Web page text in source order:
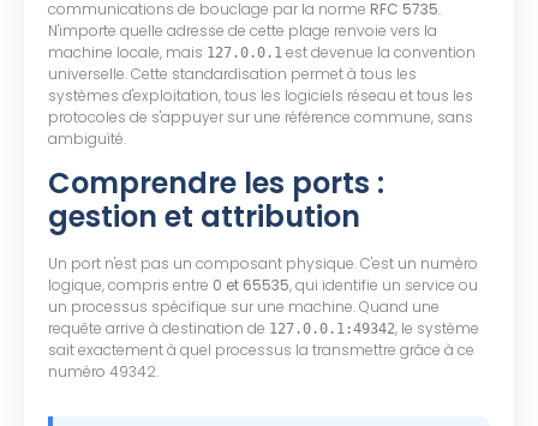
communications de bouclage par la norme RFC 5735.
N'importe quelle adresse de cette plage renvoie vers la
machine locale, mais 127.0.0.1 est devenue la convention
universelle. Cette standardisation permet à tous les
systèmes d'exploitation, tous les logiciels réseau et tous les
protocoles de s'appuyer sur une référence commune, sans
ambiguïté.
Comprendre les ports :
gestion et attribution
Un port n'est pas un composant physique. C'est un numéro
logique, compris entre 0 et 65535, qui identifie un service ou
un processus spécifique sur une machine. Quand une
requête arrive à destination de 127.0.0.1:49342, le système
sait exactement à quel processus la transmettre grâce à ce
numéro 49342.